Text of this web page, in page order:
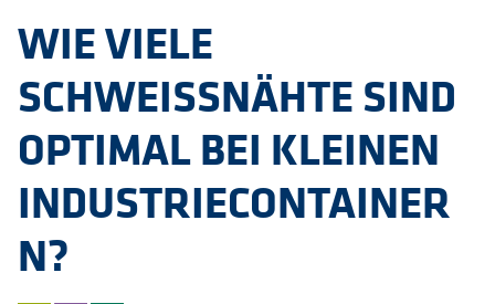
WIE VIELE
SCHWEISSNÄHTE SIND
OPTIMAL BEI KLEINEN
INDUSTRIECONTAINER
N?